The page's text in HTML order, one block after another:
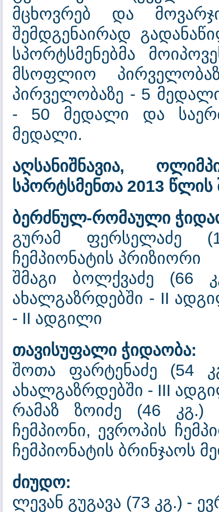
მცხოვრებ და
შემდგენაირად
სპორტსმენებმა
მსოფლიო
პირველობაზე - 5
- 50 მედალი და
მედალი.
აღსანიშნავია,
სპორტსმენთა 2013 წლის
ბერძნულ-რომაული
გურამ ფერსელაძე
ჩემპიონატის პრიზიორი
შმაგი ბოლქვაძე (66
ახალგაზრდებში - II
- II ადგილი
თავისუფალი ჭიდაობა:
შოთა ფარტენაძე (54
ახალგაზრდებში - III
რამაზ ზოიძე (46
ჩემპიონი, ევროპის
ჩემპიონატის
ძიუდო:
ლევან გუგავა (73 კგ.) -